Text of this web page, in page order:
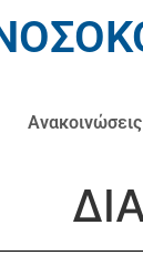
Ανακοινώσεις